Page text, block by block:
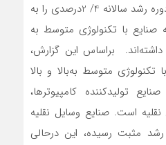
تکنولوژی پایین نیز در این دوره رشد سالانه 4/ 2درصدی را به
صنایع با تکنولوژی متوسط به
رشد داشته‌‌‌اند. براساس این گزارش،
متوسط به‌بالا و بالا
تولیدکننده کامپیوترها،
است. صنایع وسایل نقلیه
مثبت رسیده، این درحالی